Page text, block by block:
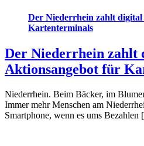
Der Niederrhein zahlt
Kartenterminals
Der Niederrhein zahlt
Aktionsangebot für
Niederrhein. Beim Bäcker, im
Immer mehr Menschen am
Smartphone, wenn es ums Bezahlen